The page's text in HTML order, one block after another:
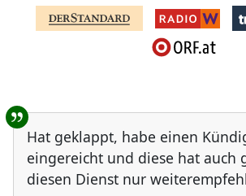
Benutzer-
Hat geklappt, habe einen
eingereicht und diese hat auch
diesen Dienst nur